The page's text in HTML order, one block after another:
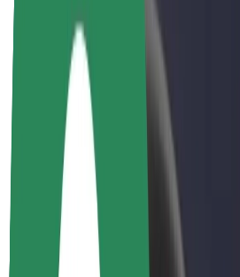
Kuriere
Umsatz brutto für Kuriere
Bolt Food Händler:innen
Flotten
Franchise
Unternehmen
Karriere
Über Bolt